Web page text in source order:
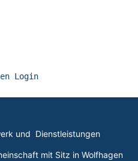
Login
und Dienstleistungen
mit Sitz in Wolfhagen